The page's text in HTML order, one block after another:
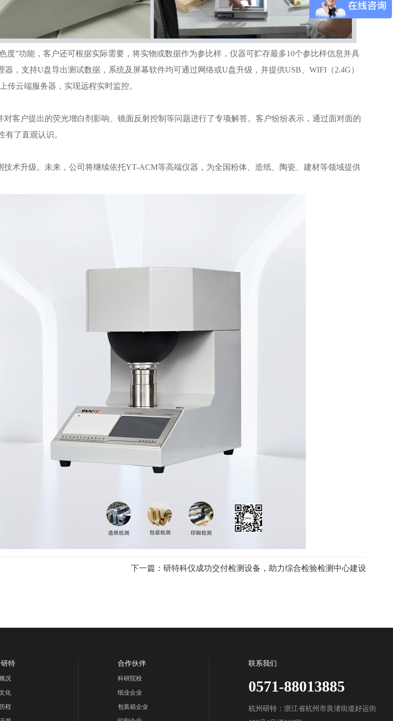
”功能，客户还可根据实际需要，将实物或数据作为参比样，仪器可贮存最多10个参比样信息并具
，支持U盘导出测试数据，系统及屏幕软件均可通过网络或U盘升级，并提供USB、WIFI（2.4G）
传云端服务器，实现远程实时监控。
客户提出的荧光增白剂影响、镜面反射控制等问题进行了专项解答。客户纷纷表示，通过面对面的
了直观认识。
术升级。未来，公司将继续依托YT-ACM等高端仪器，为全国粉体、造纸、陶瓷、建材等领域提供
下一篇：研特科仪成功交付检测设备，助力综合检验检测中心建设
特
况
化
程
合作伙伴
科研院校
纸业企业
包装箱企业
联系我们
0571-88013885
杭州研特：浙江省杭州市良渚街道好运街